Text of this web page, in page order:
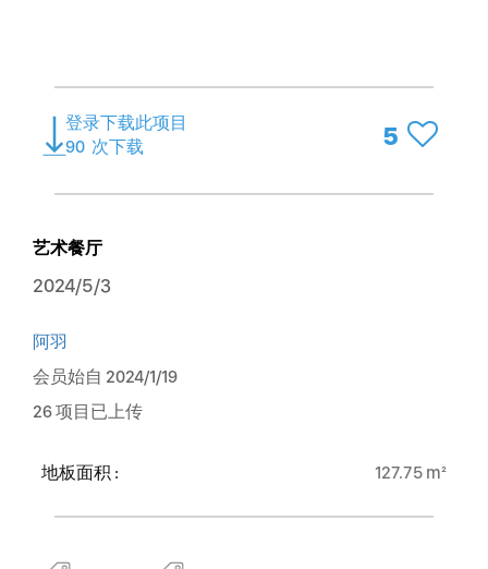
登录下载此项目
90 次下载 5
艺术餐厅
2024/5/3
阿羽
会员始自 2024/1/19
26 项目已上传
地板面积 : 127.75 m²